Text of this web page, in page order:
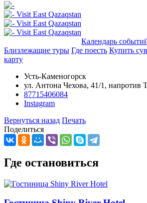
Календарь
Близлежащие туры Где поесть Купить
карту
Усть-Каменогорск
ул. Антона Чехова, 41/1, напротив
87715406084
Instagram
Вернуться назад Печать
Поделиться
Где остановиться